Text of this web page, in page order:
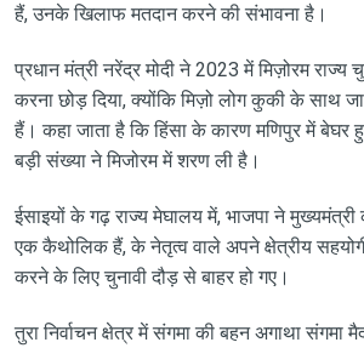
हैं, उनके खिलाफ मतदान करने की संभावना है।
प्रधान मंत्री नरेंद्र मोदी ने 2023 में मिज़ोरम राज्य
करना छोड़ दिया, क्योंकि मिज़ो लोग कुकी के साथ
हैं। कहा जाता है कि हिंसा के कारण मणिपुर में बेघर
बड़ी संख्या ने मिजोरम में शरण ली है।
ईसाइयों के गढ़ राज्य मेघालय में, भाजपा ने
एक कैथोलिक हैं, के नेतृत्व वाले अपने क्षेत्रीय
करने के लिए चुनावी दौड़ से बाहर हो गए।
तुरा निर्वाचन क्षेत्र में संगमा की बहन अगाथा संगमा